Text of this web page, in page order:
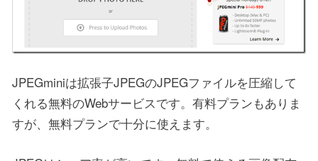
JPEGminiは拡張子JPEGのJPEGファイルを圧縮して
くれる無料のWebサービスです。有料プランもありま
すが、無料プランで十分に使えます。